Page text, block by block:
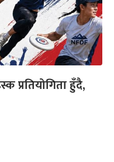
प्रतियोगिता हुँदै,